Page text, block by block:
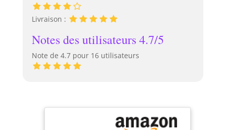
Livraison :
Notes des utilisateurs 4.7/5
Note de 4.7 pour 16 utilisateurs